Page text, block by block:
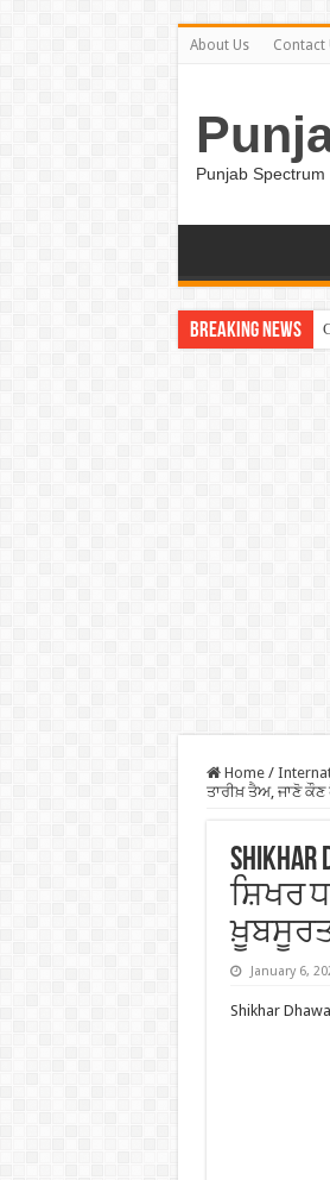
About Us Contact
Punjab Spectrum
Breaking News
Home /
ਤਾਰੀਖ਼ ਤੈਅ, ਜਾਣੋ
Shikhar
ਸ਼ਿਖਰ
ਖ਼ੂਬਸੂਰਤ
January 6,
Shikhar